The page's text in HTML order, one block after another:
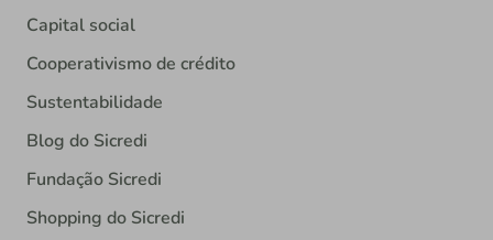
Capital social
Cooperativismo de crédito
Sustentabilidade
Blog do Sicredi
Fundação Sicredi
Shopping do Sicredi